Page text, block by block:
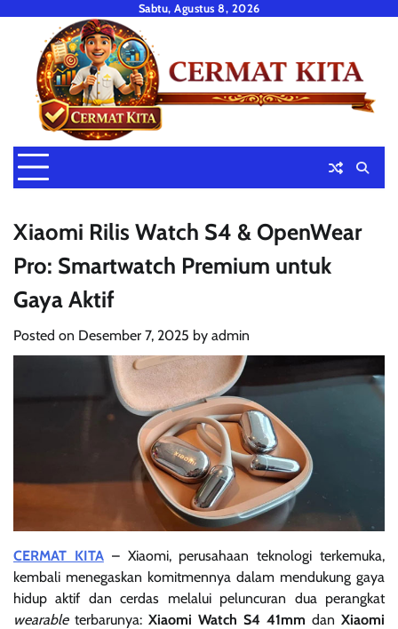
content
Sabtu, Agustus 8, 2026
Xiaomi Rilis Watch S4 & OpenWear
Pro: Smartwatch Premium untuk
Gaya Aktif
Posted on Desember 7, 2025 by admin
CERMAT KITA– Xiaomi, perusahaan teknologi terkemuka,
kembali menegaskan komitmennya dalam mendukung gaya
hidup aktif dan cerdas melalui peluncuran dua perangkat
wearableterbarunya: Xiaomi Watch S4 41mm dan Xiaomi